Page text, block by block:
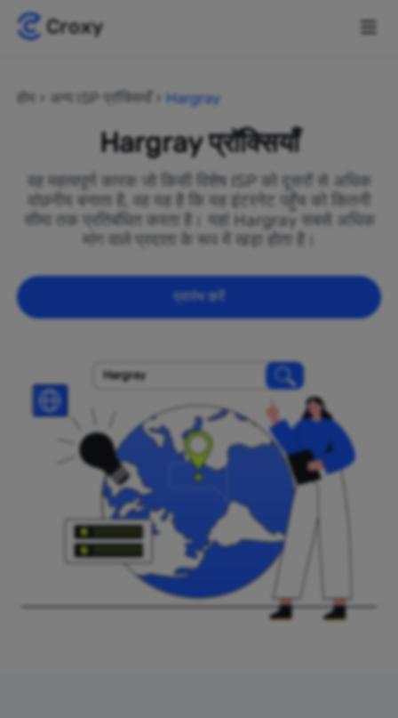
होम अन्य ISP प्रॉक्सियाँ Hargray
Hargray प्रॉक्सियाँ
वह महत्वपूर्ण कारक जो किसी विशेष ISP को दूसरों से अधिक
वांछनीय बनाता है, वह यह है कि यह इंटरनेट पहुँच को कितनी
सीमा तक प्रतिबंधित करता है। यहां Hargray सबसे अधिक
मांग वाले प्रदाता के रूप में खड़ा होता है।
प्रारंभ करें
Hargray